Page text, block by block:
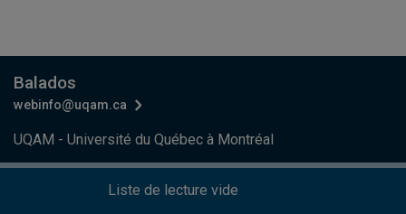
Liste de lecture vide
UQAM - Université du Québec à Montréal
Balados
webinfo@uqam.ca
Préférences des témoins